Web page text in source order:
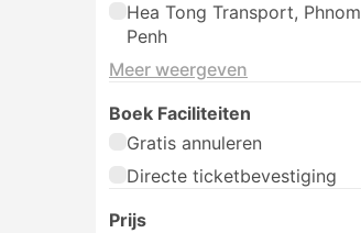
Hea Tong Transport, Phnom
Penh
Meer weergeven
Boek Faciliteiten
Gratis annuleren
Directe ticketbevestiging
Prijs